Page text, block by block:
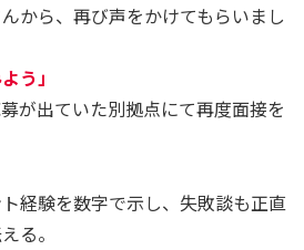
から、再び声をかけてもらいまし
う」
が出ていた別拠点にて再度面接を
経験を数字で示し、失敗談も正直
る。